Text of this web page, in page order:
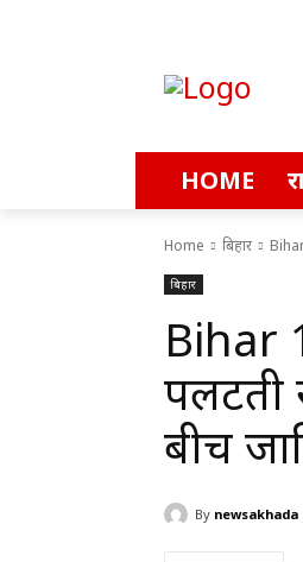
HOME
Home बिहार
बिहार
Bihar
पलटती
बीच
By newsakhada